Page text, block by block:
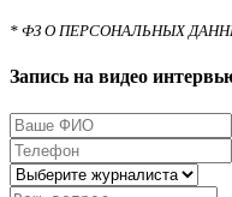
* ФЗ О ПЕРСОНАЛЬНЫХ
Запись на видео